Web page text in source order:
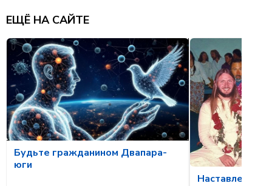
ЕЩЁ НА САЙТЕ
Будьте гражданином Двапара-
юги
Наставления